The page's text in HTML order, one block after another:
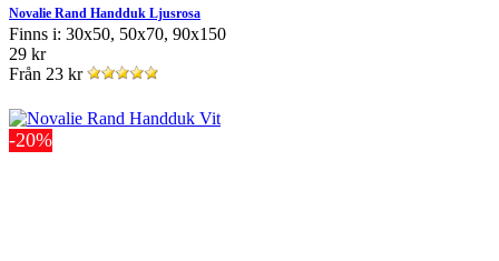
Novalie Rand Handduk Ljusrosa
Finns i: 30x50, 50x70, 90x150
29 kr
Från 23 kr
-20%